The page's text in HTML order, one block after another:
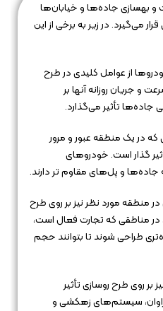
بهسازی جاده‌ها و خیابان‌ها
می‌گیرد. در زیر به برخی از این
از عوامل کلیدی در طرح
و جریان روزانه آنها بر
تأثیر می‌گذارد.
که در یک منطقه عبور و مرور
گذار است. خودروهای
جاده‌ها و پل‌های مقاوم تر دارند.
در منطقه مورد نظر نیز بر روی طرح
در مناطقی که تجارت فعال است،
طراحی شوند تا بتوانند حجم
بر روی طرح روسازی تأثیر
سیستم‌های زهکشی و